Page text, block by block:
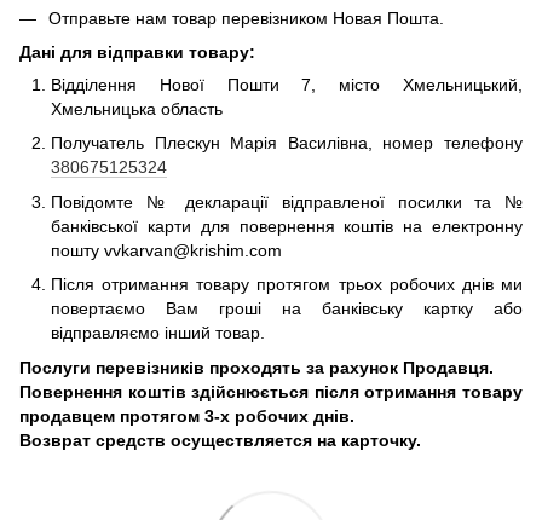
Отправьте нам товар перевізником Новая Пошта.
Дані для відправки товару:
Відділення Нової Пошти 7, місто Хмельницький,
Хмельницька область
Получатель Плескун Марія Василівна, номер телефону
380675125324
Повідомте № декларації відправленої посилки та №
банківської карти для повернення коштів на електронну
пошту vvkarvan@krishim.com
Після отримання товару протягом трьох робочих днів ми
повертаємо Вам гроші на банківську картку або
відправляємо інший товар.
Послуги перевізників проходять за рахунок Продавця.
Повернення коштів здійснюється після отримання товару
продавцем протягом 3-х робочих днів.
Возврат средств осуществляется на карточку.